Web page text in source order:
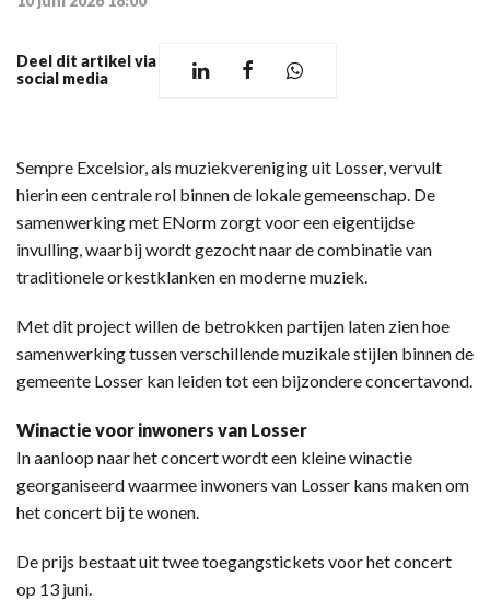
Deel dit artikel via
social media
Sempre Excelsior, als muziekvereniging uit Losser, vervult
hierin een centrale rol binnen de lokale gemeenschap. De
samenwerking met ENorm zorgt voor een eigentijdse
invulling, waarbij wordt gezocht naar de combinatie van
traditionele orkestklanken en moderne muziek.
Met dit project willen de betrokken partijen laten zien hoe
samenwerking tussen verschillende muzikale stijlen binnen de
gemeente Losser kan leiden tot een bijzondere concertavond.
Winactie voor inwoners van Losser
In aanloop naar het concert wordt een kleine winactie
georganiseerd waarmee inwoners van Losser kans maken om
het concert bij te wonen.
De prijs bestaat uit twee toegangstickets voor het concert
op 13 juni.